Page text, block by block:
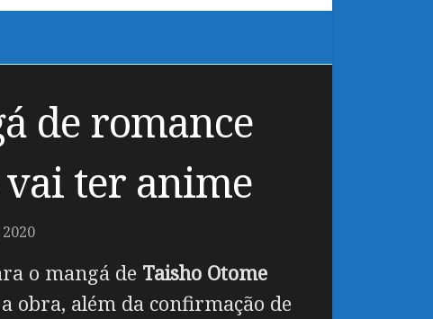
de romance
vai ter anime
o mangá de Taisho Otome
obra, além da confirmação de